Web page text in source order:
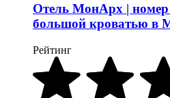
Отель МонАрх | номер
большой кроватью в
Рейтинг